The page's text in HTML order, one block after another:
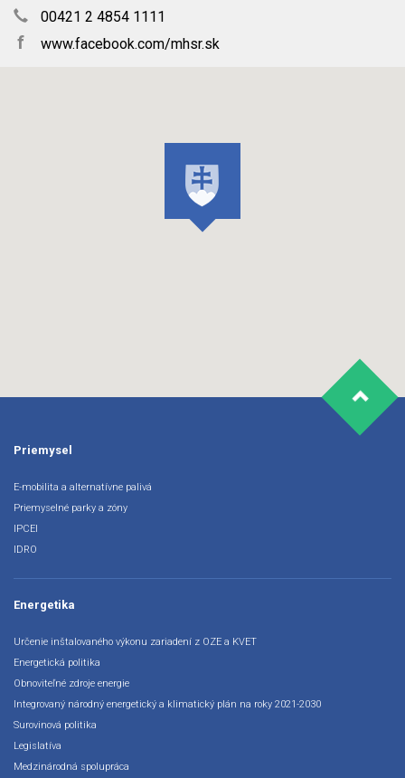
00421 2 4854 1111
f www.facebook.com/mhsr.sk
Priemysel
E-mobilita a alternatívne palivá
Priemyselné parky a zóny
IPCEI
IDRO
Energetika
Určenie inštalovaného výkonu zariadení z OZE a KVET
Energetická politika
Obnoviteľné zdroje energie
Integrovaný národný energetický a klimatický plán na roky 2021-2030
Surovinová politika
Legislatíva
Medzinárodná spolupráca